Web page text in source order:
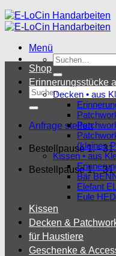
Menü
Suchen
nach:
Suchen
nach:
Anfrage stellen
Bestellpause 1. -
Bestellpause 1. -
Shop
Erinnerungsstücke
Decken • aus
(kleines
Kissen • aus
Bär
Elefant
Eule
Kissen
Decken &
für Haustiere
Geschenke &